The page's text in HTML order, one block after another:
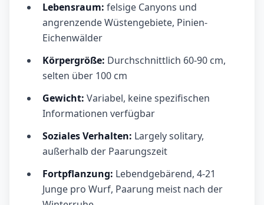
Lebensraum: felsige Canyons und
angrenzende Wüstengebiete, Pinien-
Eichenwälder
Körpergröße: Durchschnittlich 60-90 cm,
selten über 100 cm
Gewicht: Variabel, keine spezifischen
Informationen verfügbar
Soziales Verhalten: Largely solitary,
außerhalb der Paarungszeit
Fortpflanzung: Lebendgebärend, 4-21
Junge pro Wurf, Paarung meist nach der